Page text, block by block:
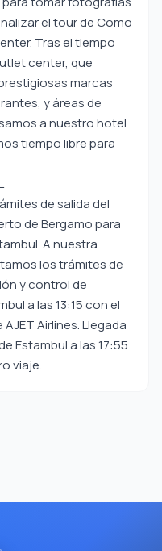
el tour de Como
Tras el tiempo
center, que
marcas
y áreas de
a nuestro hotel
tiempo libre para
de salida del
de Bergamo para
A nuestra
los trámites de
y control de
a las 13:15 con el
Airlines. Llegada
Estambul a las 17:55
viaje.